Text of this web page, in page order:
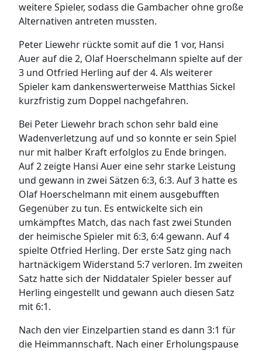
weitere Spieler, sodass die Gambacher ohne große
Alternativen antreten mussten.
Peter Liewehr rückte somit auf die 1 vor, Hansi
Auer auf die 2, Olaf Hoerschelmann spielte auf der
3 und Otfried Herling auf der 4. Als weiterer
Spieler kam dankenswerterweise Matthias Sickel
kurzfristig zum Doppel nachgefahren.
Bei Peter Liewehr brach schon sehr bald eine
Wadenverletzung auf und so konnte er sein Spiel
nur mit halber Kraft erfolglos zu Ende bringen.
Auf 2 zeigte Hansi Auer eine sehr starke Leistung
und gewann in zwei Sätzen 6:3, 6:3. Auf 3 hatte es
Olaf Hoerschelmann mit einem ausgebufften
Gegenüber zu tun. Es entwickelte sich ein
umkämpftes Match, das nach fast zwei Stunden
der heimische Spieler mit 6:3, 6:4 gewann. Auf 4
spielte Otfried Herling. Der erste Satz ging nach
hartnäckigem Widerstand 5:7 verloren. Im zweiten
Satz hatte sich der Niddataler Spieler besser auf
Herling eingestellt und gewann auch diesen Satz
mit 6:1.
Nach den vier Einzelpartien stand es dann 3:1 für
die Heimmannschaft. Nach einer Erholungspause